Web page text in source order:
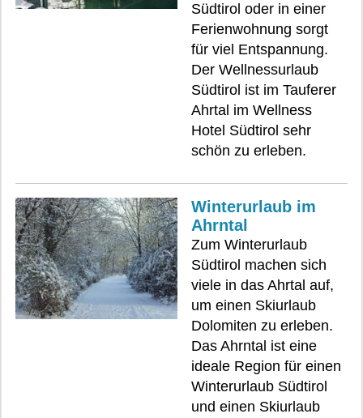
Südtirol oder in einer
Ferienwohnung sorgt
für viel Entspannung.
Der Wellnessurlaub
Südtirol ist im Tauferer
Ahrtal im Wellness
Hotel Südtirol sehr
schön zu erleben.
Winterurlaub im
Ahrntal
Zum Winterurlaub
Südtirol machen sich
viele in das Ahrtal auf,
um einen Skiurlaub
Dolomiten zu erleben.
Das Ahrntal ist eine
ideale Region für einen
Winterurlaub Südtirol
und einen Skiurlaub